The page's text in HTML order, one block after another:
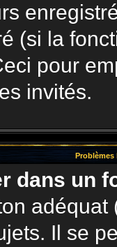
(si la
pour
invités.
Problèmes
dans un
Il se